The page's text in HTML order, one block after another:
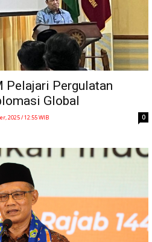
Pelajari Pergulatan
Global
2025 / 12:55 WIB 0